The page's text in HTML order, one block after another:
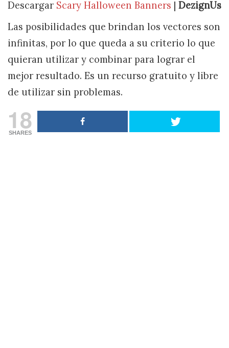
Descargar Scary Halloween Banners | DezignUs
Las posibilidades que brindan los vectores son
infinitas, por lo que queda a su criterio lo que
quieran utilizar y combinar para lograr el
mejor resultado. Es un recurso gratuito y libre
de utilizar sin problemas.
18
SHARES